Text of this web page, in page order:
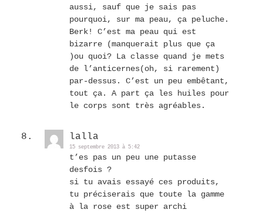
aussi, sauf que je sais pas
pourquoi, sur ma peau, ça peluche.
Berk! C’est ma peau qui est
bizarre (manquerait plus que ça
)ou quoi? La classe quand je mets
de l’anticernes(oh, si rarement)
par-dessus. C’est un peu embêtant,
tout ça. A part ça les huiles pour
le corps sont très agréables.
lalla
15 septembre 2013 à 5:42
t’es pas un peu une putasse
desfois ?
si tu avais essayé ces produits,
tu préciserais que toute la gamme
à la rose est super archi